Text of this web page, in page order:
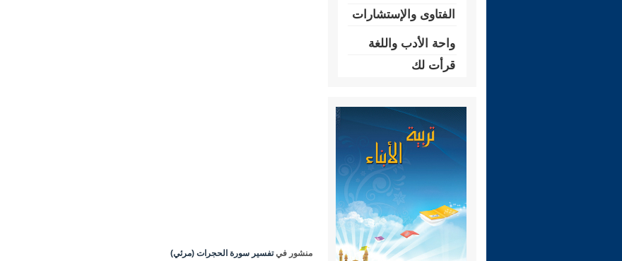
منشور في تفسير سورة الحجرات (مرئي)
الفتاوى والإستشارات
واحة الأدب واللغة
قرأت لك